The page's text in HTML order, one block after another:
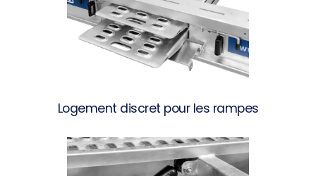
Logement discret pour les rampes